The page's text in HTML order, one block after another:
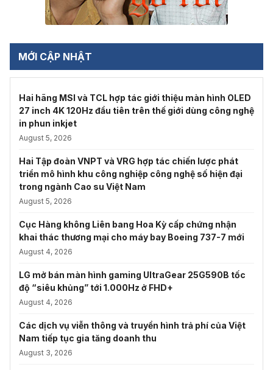
MỚI CẬP NHẬT
Hai hãng MSI và TCL hợp tác giới thiệu màn hình OLED
27 inch 4K 120Hz đầu tiên trên thế giới dùng công nghệ
in phun inkjet
August 5, 2026
Hai Tập đoàn VNPT và VRG hợp tác chiến lược phát
triển mô hình khu công nghiệp công nghệ số hiện đại
trong ngành Cao su Việt Nam
August 5, 2026
Cục Hàng không Liên bang Hoa Kỳ cấp chứng nhận
khai thác thương mại cho máy bay Boeing 737-7 mới
August 4, 2026
LG mở bán màn hình gaming UltraGear 25G590B tốc
độ “siêu khủng” tới 1.000Hz ở FHD+
August 4, 2026
Các dịch vụ viễn thông và truyền hình trả phí của Việt
Nam tiếp tục gia tăng doanh thu
August 3, 2026